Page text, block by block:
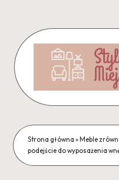
content
Strona główna » Meble
podejście do wyposażenia